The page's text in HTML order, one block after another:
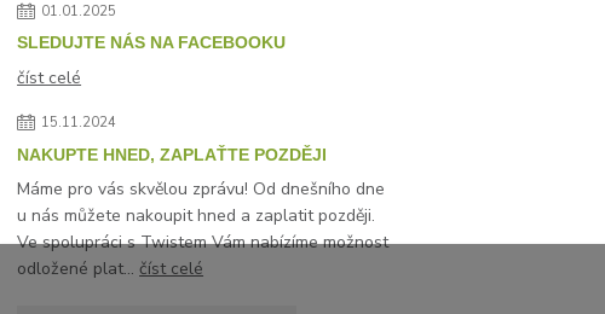
01.01.2025
SLEDUJTE NÁS NA FACEBOOKU
číst celé
15.11.2024
NAKUPTE HNED, ZAPLAŤTE POZDĚJI
Máme pro vás skvělou zprávu! Od dnešního dne
u nás můžete nakoupit hned a zaplatit později.
Ve spolupráci s Twistem Vám nabízíme možnost
odložené plat...číst celé